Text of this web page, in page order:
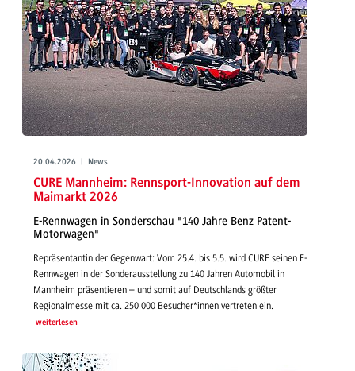
20.04.2026 | News
CURE Mannheim: Rennsport-Innovation auf dem
Maimarkt 2026
E-Rennwagen in Sonderschau "140 Jahre Benz Patent-
Motorwagen"
Repräsentantin der Gegenwart: Vom 25.4. bis 5.5. wird CURE seinen E-
Rennwagen in der Sonderausstellung zu 140 Jahren Automobil in
Mannheim präsentieren – und somit auf Deutschlands größter
Regionalmesse mit ca. 250 000 Besucher*innen vertreten ein.
weiterlesen